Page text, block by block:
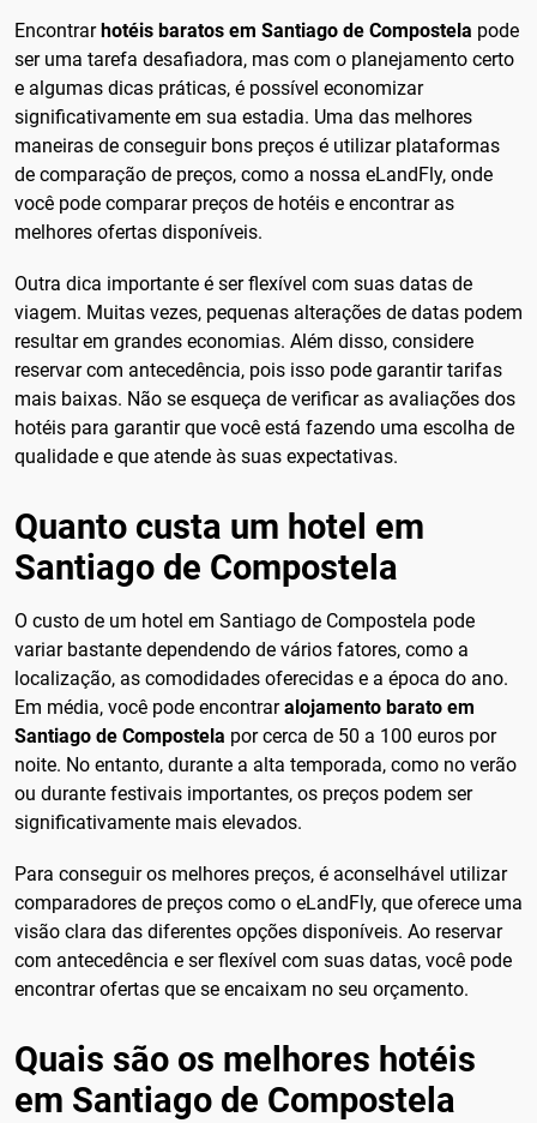
Encontrar hotéis baratos em Santiago de Compostela pode
ser uma tarefa desafiadora, mas com o planejamento certo
e algumas dicas práticas, é possível economizar
significativamente em sua estadia. Uma das melhores
maneiras de conseguir bons preços é utilizar plataformas
de comparação de preços, como a nossa eLandFly, onde
você pode comparar preços de hotéis e encontrar as
melhores ofertas disponíveis.
Outra dica importante é ser flexível com suas datas de
viagem. Muitas vezes, pequenas alterações de datas podem
resultar em grandes economias. Além disso, considere
reservar com antecedência, pois isso pode garantir tarifas
mais baixas. Não se esqueça de verificar as avaliações dos
hotéis para garantir que você está fazendo uma escolha de
qualidade e que atende às suas expectativas.
Quanto custa um hotel em
Santiago de Compostela
O custo de um hotel em Santiago de Compostela pode
variar bastante dependendo de vários fatores, como a
localização, as comodidades oferecidas e a época do ano.
Em média, você pode encontraralojamento barato em
Santiago de Compostela por cerca de 50 a 100 euros por
noite. No entanto, durante a alta temporada, como no verão
ou durante festivais importantes, os preços podem ser
significativamente mais elevados.
Para conseguir os melhores preços, é aconselhável utilizar
comparadores de preços como o eLandFly, que oferece uma
visão clara das diferentes opções disponíveis. Ao reservar
com antecedência e ser flexível com suas datas, você pode
encontrar ofertas que se encaixam no seu orçamento.
Quais são os melhores hotéis
em Santiago de Compostela